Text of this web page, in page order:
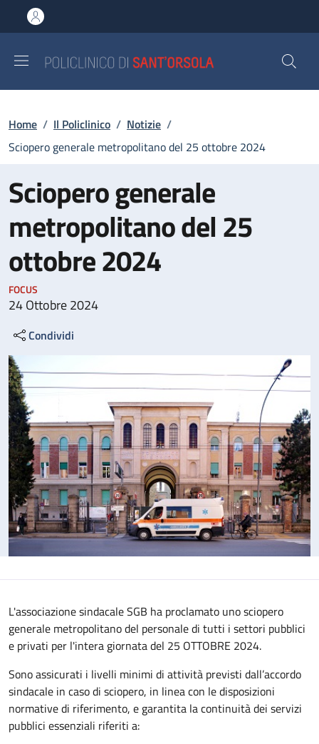
al contenuto principale
to footer content
Briciole di pane
Home / Il Policlinico / Notizie /
Sciopero generale metropolitano del 25 ottobre 2024
Sciopero generale
metropolitano del 25
ottobre 2024
FOCUS
24 Ottobre 2024
Condividi
L'associazione sindacale SGB ha proclamato uno sciopero
generale metropolitano del personale di tutti i settori pubblici
e privati per l'intera giornata del 25 OTTOBRE 2024.
Sono assicurati i livelli minimi di attività previsti dall’accordo
sindacale in caso di sciopero, in linea con le disposizioni
normative di riferimento, e garantita la continuità dei servizi
pubblici essenziali riferiti a: